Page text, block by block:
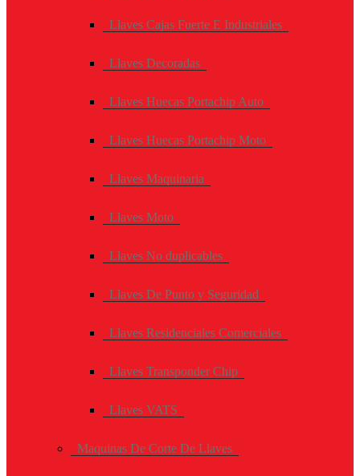
Llaves Cajas Fuerte E Industriales
Llaves Decoradas
Llaves Huecas Portachip Auto
Llaves Huecas Portachip Moto
Llaves Maquinaria
Llaves Moto
Llaves No duplicables
Llaves De Punto y Seguridad
Llaves Residenciales Comerciales
Llaves Transponder Chip
Llaves VATS
Maquinas De Corte De Llaves